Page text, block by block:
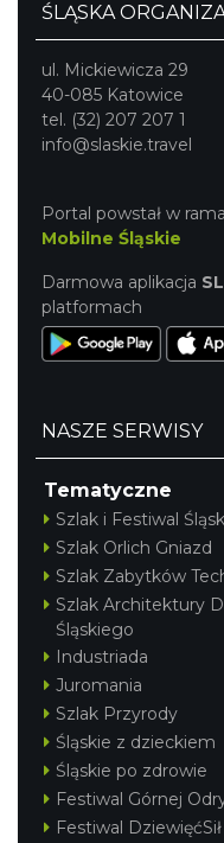
ŚLĄSKA
ul. Mickiewicza 29
40-085 Katowice
tel. (32) 207 207 1
info@slaskie.travel
Portal powstał w
Mobilne Śląskie
Darmowa aplikacja
platformach
NASZE SERWISY
Tematyczne
Szlak i Festiwal
Szlak Orlich Gniazd
Szlak Zabytków
Szlak Architektury
Śląskiego
Industriada
Juromania
Szlak Przyrody
Śląskie z dzieckiem
Śląskie po zdrowie
Festiwal Górnej
Festiwal DziewięćSił